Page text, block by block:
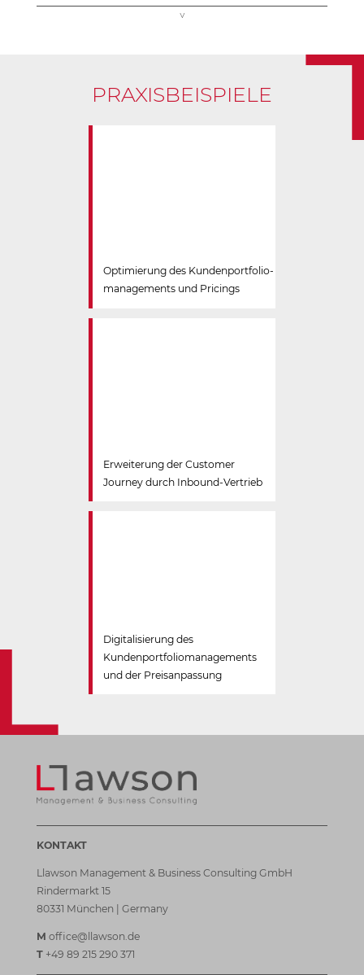
KundenbindungPRAXISBEISPIELE
Optimierung des Kundenportfolio­
managements und Pricings
Erweiterung der Customer
Journey durch Inbound-Vertrieb
Digitalisierung des
Kundenportfolio­managements
und der Preisanpassung
KONTAKT
Llawson Management & Business Consulting GmbH
Rindermarkt 15
80331 München | Germany
M office@llawson.de
T +49 89 215 290 371